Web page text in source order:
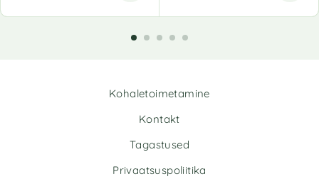
Kohaletoimetamine
Kontakt
Tagastused
Privaatsuspoliitika